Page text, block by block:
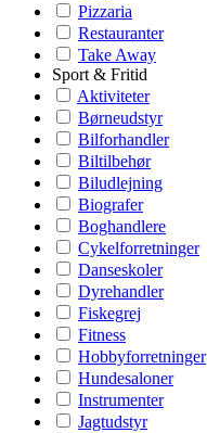
Pizzaria
Restauranter
Take Away
Sport & Fritid
Aktiviteter
Børneudstyr
Bilforhandler
Biltilbehør
Biludlejning
Biografer
Boghandlere
Cykelforretninger
Danseskoler
Dyrehandler
Fiskegrej
Fitness
Hobbyforretninger
Hundesaloner
Instrumenter
Jagtudstyr